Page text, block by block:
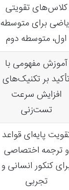
کلاس‌های تقویتی
برای متوسطه
اول، متوسطه دوم
آموزش مفهومی با
بر تکنیک‌های
افزایش سرعت
تست‌زنی
پایه‌ای قواعد
و ترجمه اختصاصی
کنکور انسانی و
تجربی